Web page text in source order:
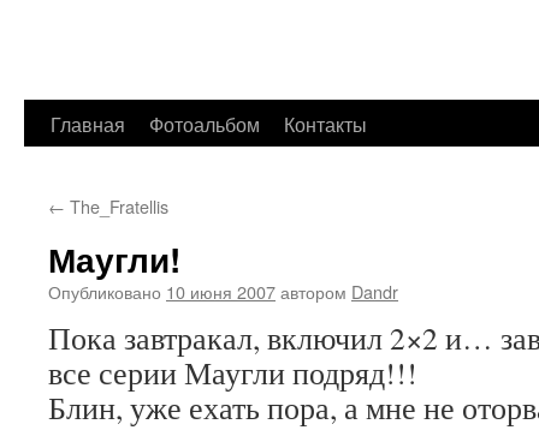
Перейти
содержимому
Главная Фотоальбом Контакты
← The_Fratellis
Маугли!
Опубликовано 10 июня 2007автором Dandr
Пока завтракал, включил 2×2 и…
все серии Маугли подряд!!!
Блин, уже ехать пора, а мне не